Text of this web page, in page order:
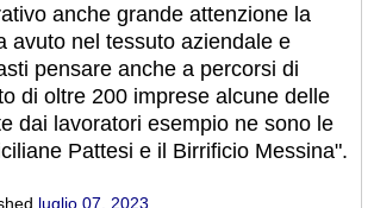
anche grande attenzione la
avuto nel tessuto aziendale e
pensare anche a percorsi di
di oltre 200 imprese alcune delle
dai lavoratori esempio ne sono le
Pattesi e il Birrificio Messina".
luglio 07, 2023